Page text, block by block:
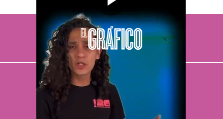
El Universal
Vive USA